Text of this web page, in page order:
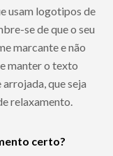
usam logotipos de
se de que o seu
marcante e não
manter o texto
que seja
relaxamento.
certo?